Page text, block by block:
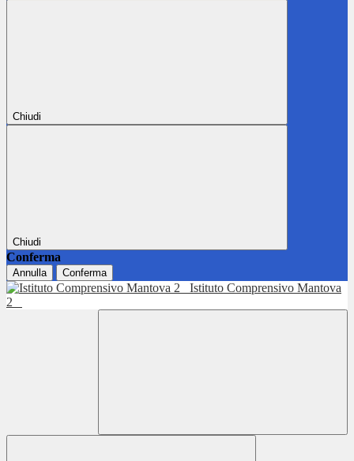
Chiudi
Chiudi
Conferma
Annulla Conferma
Istituto Comprensivo Mantova
2